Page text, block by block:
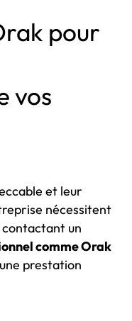
pour
vos
et leur
nécessitent
un
comme Orak
prestation